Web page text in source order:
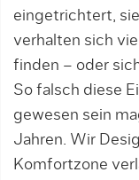
eingetrichtert,
verhalten sich
finden – oder
So falsch diese
gewesen sein
Jahren. Wir
Komfortzone